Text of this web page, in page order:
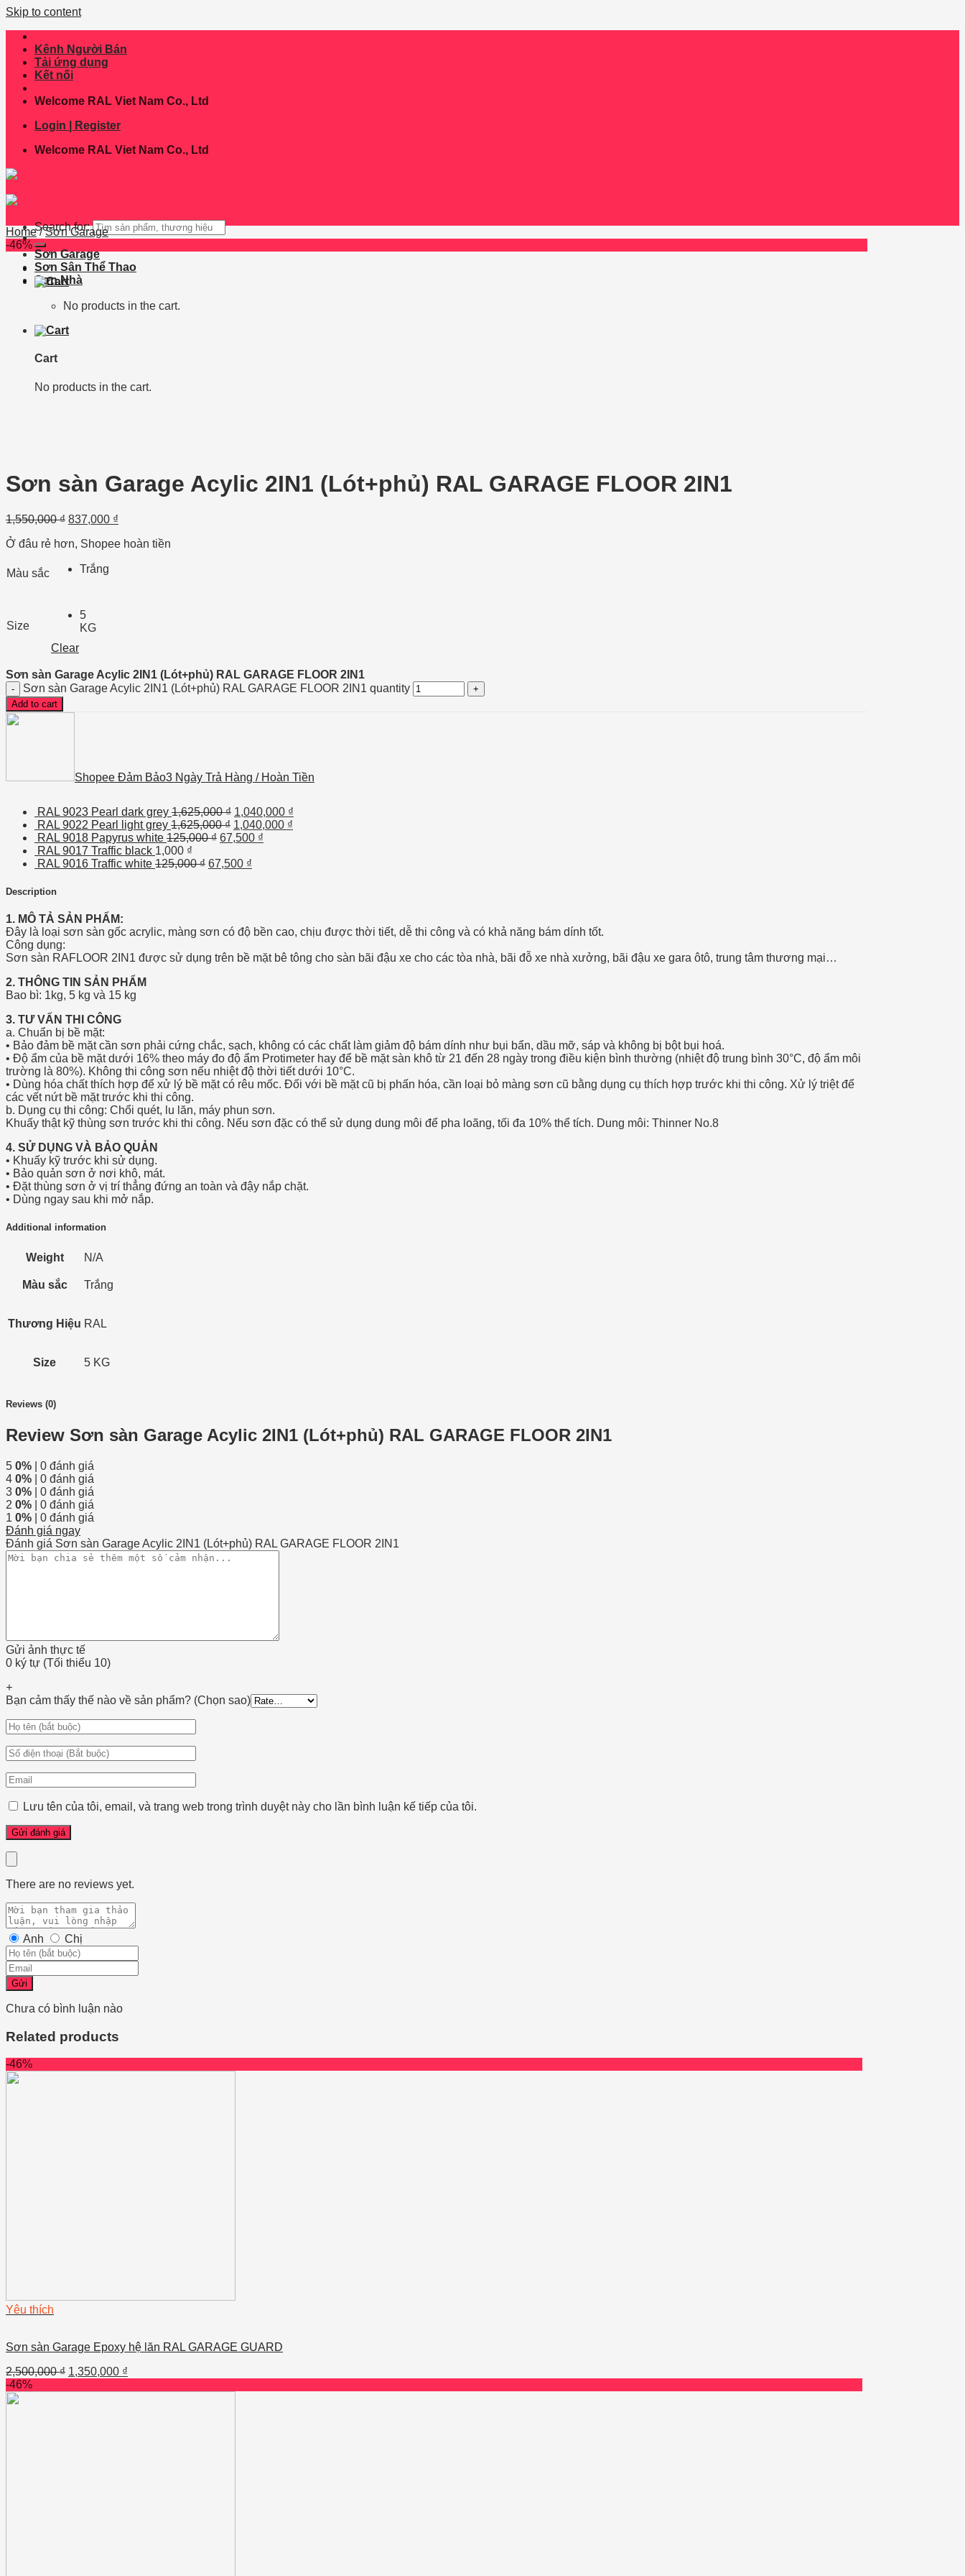
Skip to content
Kênh Người Bán
Tải ứng dụng
Kết nối
Welcome RAL Viet Nam Co., Ltd
Login | Register
Welcome RAL Viet Nam Co., Ltd
Search for:
Sơn Garage
Sơn Sân Thể Thao
Sơn Nhà
No products in the cart.
Cart
No products in the cart.
Home / Sơn Garage
-46%
Sơn sàn Garage Acylic 2IN1 (Lót+phủ) RAL GARAGE FLOOR 2IN1
1,550,000₫ 837,000 ₫
Ở đâu rẻ hơn, Shopee hoàn tiền
Màu sắc Trắng
Size
5
KG
Clear
Sơn sàn Garage Acylic 2IN1 (Lót+phủ) RAL GARAGE FLOOR 2IN1
Sơn sàn Garage Acylic 2IN1 (Lót+phủ) RAL GARAGE FLOOR 2IN1 quantity
Add to cart
Shopee Đảm Bảo3 Ngày Trả Hàng / Hoàn Tiền
RAL 9023 Pearl dark grey 1,625,000₫ 1,040,000 ₫
RAL 9022 Pearl light grey 1,625,000₫ 1,040,000 ₫
RAL 9018 Papyrus white 125,000₫ 67,500 ₫
RAL 9017 Traffic black 1,000 ₫
RAL 9016 Traffic white 125,000₫ 67,500 ₫
Description
1. MÔ TẢ SẢN PHẨM:
Đây là loại sơn sàn gốc acrylic, màng sơn có độ bền cao, chịu được thời tiết, dễ thi công và có khả năng bám dính tốt.
Công dụng:
Sơn sàn RAFLOOR 2IN1 được sử dụng trên bề mặt bê tông cho sàn bãi đậu xe cho các tòa nhà, bãi đỗ xe nhà xưởng, bãi đậu xe gara ôtô, trung tâm thương mại…
2. THÔNG TIN SẢN PHẨM
Bao bì: 1kg, 5 kg và 15 kg
3. TƯ VẤN THI CÔNG
a. Chuẩn bị bề mặt:
• Bảo đảm bề mặt cần sơn phải cứng chắc, sạch, không có các chất làm giảm độ bám dính như bụi bẩn, dầu mỡ, sáp và không bị bột bụi hoá.
• Độ ẩm của bề mặt dưới 16% theo máy đo độ ẩm Protimeter hay để bề mặt sàn khô từ 21 đến 28 ngày trong điều kiện bình thường (nhiệt độ trung bình 30°C, độ ẩm môi
trường là 80%). Không thi công sơn nếu nhiệt độ thời tiết dưới 10°C.
• Dùng hóa chất thích hợp để xử lý bề mặt có rêu mốc. Đối với bề mặt cũ bị phấn hóa, cần loại bỏ màng sơn cũ bằng dụng cụ thích hợp trước khi thi công. Xử lý triệt để
các vết nứt bề mặt trước khi thi công.
b. Dụng cụ thi công: Chổi quét, lu lăn, máy phun sơn.
Khuấy thật kỹ thùng sơn trước khi thi công. Nếu sơn đặc có thể sử dụng dung môi để pha loãng, tối đa 10% thể tích. Dung môi: Thinner No.8
4. SỬ DỤNG VÀ BẢO QUẢN
• Khuấy kỹ trước khi sử dụng.
• Bảo quản sơn ở nơi khô, mát.
• Đặt thùng sơn ở vị trí thẳng đứng an toàn và đậy nắp chặt.
• Dùng ngay sau khi mở nắp.
Additional information
Weight N/A
Màu sắc Trắng
Thương Hiệu RAL
Size 5 KG
Reviews (0)
Review Sơn sàn Garage Acylic 2IN1 (Lót+phủ) RAL GARAGE FLOOR 2IN1
5 0% | 0 đánh giá
4 0% | 0 đánh giá
3 0% | 0 đánh giá
2 0% | 0 đánh giá
1 0% | 0 đánh giá
Đánh giá ngay
Đánh giá Sơn sàn Garage Acylic 2IN1 (Lót+phủ) RAL GARAGE FLOOR 2IN1
Gửi ảnh thực tế
0 ký tự (Tối thiểu 10)
+
Bạn cảm thấy thế nào về sản phẩm? (Chọn sao)
Lưu tên của tôi, email, và trang web trong trình duyệt này cho lần bình luận kế tiếp của tôi.
There are no reviews yet.
Anh Chị
Gửi
Chưa có bình luận nào
Related products
-46%
Yêu thích
Sơn sàn Garage Epoxy hệ lăn RAL GARAGE GUARD
2,500,000₫ 1,350,000 ₫
-46%